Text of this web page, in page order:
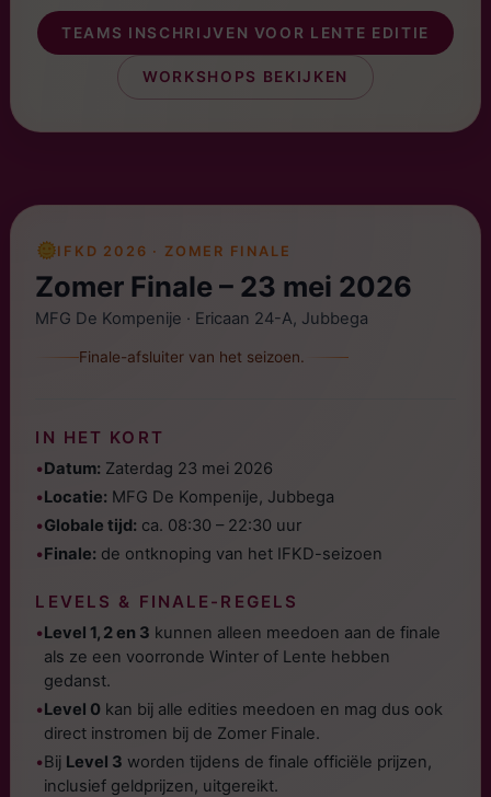
TEAMS INSCHRIJVEN VOOR LENTE EDITIE
WORKSHOPS BEKIJKEN
IFKD 2026 · ZOMER FINALE
Zomer Finale – 23 mei 2026
MFG De Kompenije · Ericaan 24-A, Jubbega
Finale-afsluiter van het seizoen.
IN HET KORT
•Datum: Zaterdag 23 mei 2026
•Locatie: MFG De Kompenije, Jubbega
•Globale tijd: ca. 08:30 – 22:30 uur
•Finale: de ontknoping van het IFKD-seizoen
LEVELS & FINALE-REGELS
•Level 1, 2 en 3 kunnen alleen meedoen aan de finale
als ze een voorronde Winter of Lente hebben
gedanst.
•Level 0 kan bij alle edities meedoen en mag dus ook
direct instromen bij de Zomer Finale.
•Bij Level 3 worden tijdens de finale officiële prijzen,
inclusief geldprijzen, uitgereikt.